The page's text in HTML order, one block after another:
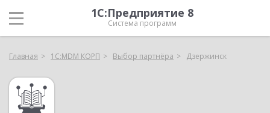
1С:Предприятие 8
Система программ
Главная 1С:MDM КОРП Выбор партнёра Дзержинск